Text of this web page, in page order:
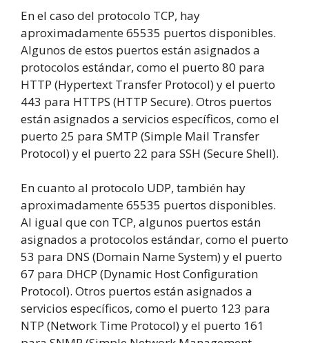
En el caso del protocolo TCP, hay
aproximadamente 65535 puertos disponibles.
Algunos de estos puertos están asignados a
protocolos estándar, como el puerto 80 para
HTTP (Hypertext Transfer Protocol) y el puerto
443 para HTTPS (HTTP Secure). Otros puertos
están asignados a servicios específicos, como el
puerto 25 para SMTP (Simple Mail Transfer
Protocol) y el puerto 22 para SSH (Secure Shell).
En cuanto al protocolo UDP, también hay
aproximadamente 65535 puertos disponibles.
Al igual que con TCP, algunos puertos están
asignados a protocolos estándar, como el puerto
53 para DNS (Domain Name System) y el puerto
67 para DHCP (Dynamic Host Configuration
Protocol). Otros puertos están asignados a
servicios específicos, como el puerto 123 para
NTP (Network Time Protocol) y el puerto 161